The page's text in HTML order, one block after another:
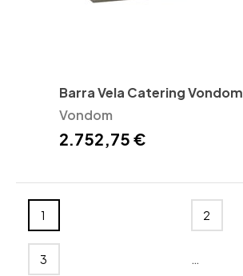
Barra Vela Catering Vondom
Vondom
2.752,75 €
1 2
3 …